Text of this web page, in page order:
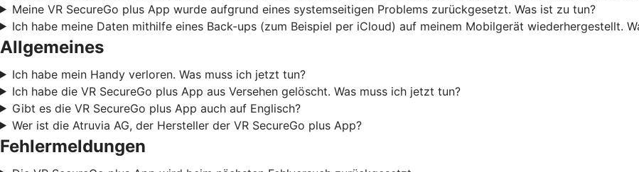
Meine VR SecureGo plus App wurde aufgrund eines systemseitigen Problems zurückgesetzt. Was ist zu tun?
Ich habe meine Daten mithilfe eines Back-ups (zum Beispiel per iCloud) auf meinem Mobilgerät wiederhergestellt.
Allgemeines
Ich habe mein Handy verloren. Was muss ich jetzt tun?
Ich habe die VR SecureGo plus App aus Versehen gelöscht. Was muss ich jetzt tun?
Gibt es die VR SecureGo plus App auch auf Englisch?
Wer ist die Atruvia AG, der Hersteller der VR SecureGo plus App?
Fehlermeldungen